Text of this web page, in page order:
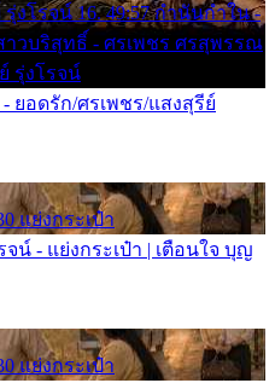
งโรจน์ 16. 49:57 กำนันกำใน -
าวบริสุทธิ์ - ศรเพชร ศรสุพรรณ
รุ่งโรจน์
ยอดรัก/ศรเพชร/แสงสุรีย์
แย่งกระเป๋า
น์ - แย่งกระเป๋า | เตือนใจ บุญ
แย่งกระเป๋า